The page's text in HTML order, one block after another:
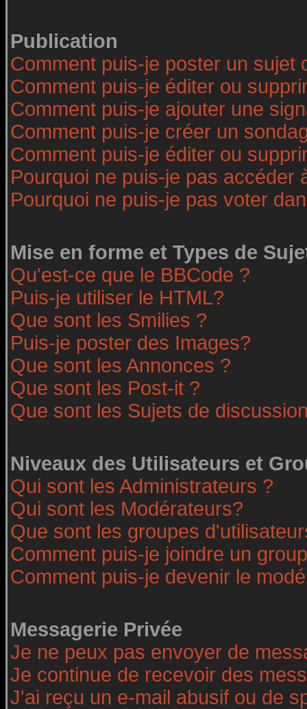
Publication
Comment puis-je poster un sujet
Comment puis-je éditer ou
Comment puis-je ajouter une
Comment puis-je créer un
Comment puis-je éditer ou
Pourquoi ne puis-je pas accéder
Pourquoi ne puis-je pas voter
Mise en forme et Types de
Qu'est-ce que le BBCode ?
Puis-je utiliser le HTML?
Que sont les Smilies ?
Puis-je poster des Images?
Que sont les Annonces ?
Que sont les Post-it ?
Que sont les Sujets de
Niveaux des Utilisateurs et
Qui sont les Administrateurs ?
Qui sont les Modérateurs?
Que sont les groupes
Comment puis-je joindre un
Comment puis-je devenir le
Messagerie Privée
Je ne peux pas envoyer de
Je continue de recevoir des
J'ai reçu un e-mail abusif ou de